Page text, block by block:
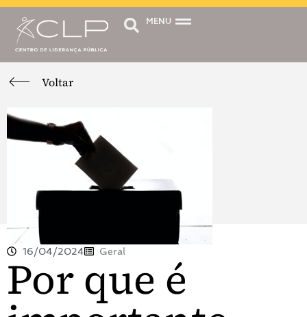
MENU
Voltar
16/04/2024 Geral
Por que é